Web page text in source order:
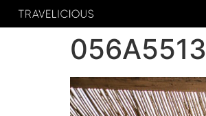
056A5513